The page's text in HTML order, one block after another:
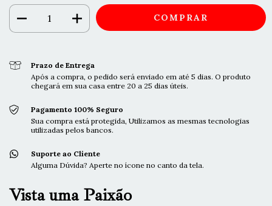
Prazo de Entrega
Após a compra, o pedido será enviado em até 5 dias. O produto
chegará em sua casa entre 20 a 25 dias úteis.
Pagamento 100% Seguro
Sua compra está protegida, Utilizamos as mesmas tecnologias
utilizadas pelos bancos.
Suporte ao Cliente
Alguma Dúvida? Aperte no ícone no canto da tela.
Vista uma Paixão